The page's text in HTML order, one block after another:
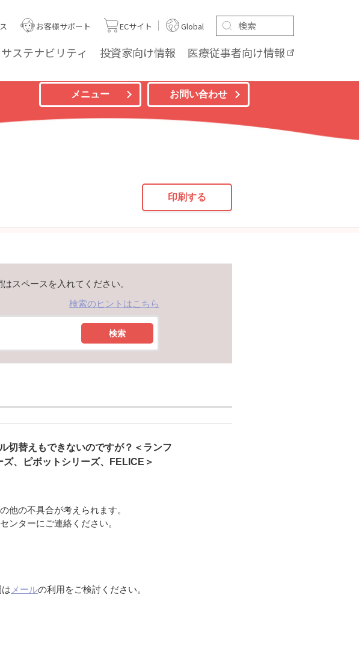
サステナビリティ 投資家向け情報 医療従事者向け情報
お客様サポート ECサイト Global
メニュー お問い合わせ
印刷する
スペースを入れてください。
検索のヒントはこちら
検索
切替えもできないのですが？＜ランフ
、ピボットシリーズ、FELICE＞
他の不具合が考えられます。
ンターにご連絡ください。
メールの利用をご検討ください。